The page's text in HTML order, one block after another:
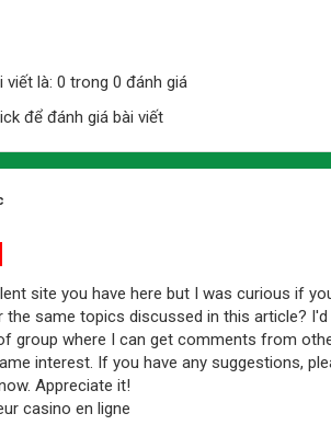
là: 0 trong 0 đánh giá
để đánh giá bài viết
site you have here but I was curious if
the same topics discussed in this article? I'd
group where I can get comments from
interest. If you have any suggestions,
Appreciate it!
casino en ligne